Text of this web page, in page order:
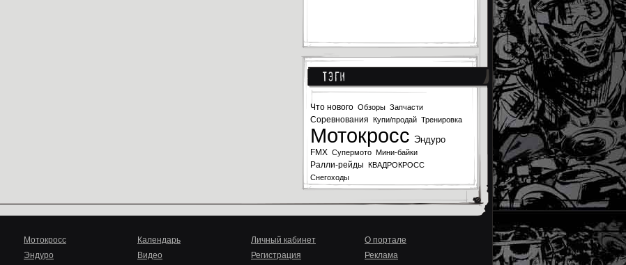
Тэги
Что нового Обзоры Запчасти
Соревнования Купи/продай Тренировка
Мотокросс Эндуро
FMX Супермото Мини-байки
Ралли-рейды КВАДРОКРОСС
Снегоходы
Мотокросс
Эндуро
Календарь
Видео
Личный кабинет
Регистрация
О портале
Реклама